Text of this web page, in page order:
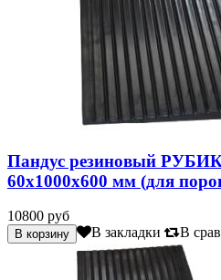
Пандус резиновый
60х1000х600 мм (для
10800 руб
В закладки В